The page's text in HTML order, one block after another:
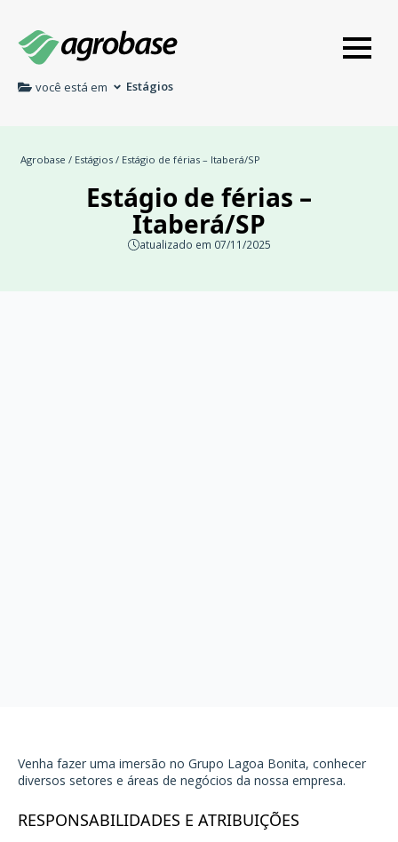
você está em Estágios
Agrobase / Estágios / Estágio de férias – Itaberá/SP
Estágio de férias –
Itaberá/SP
atualizado em 07/11/2025
Venha fazer uma imersão no Grupo Lagoa Bonita, conhecer
diversos setores e áreas de negócios da nossa empresa.
RESPONSABILIDADES E ATRIBUIÇÕES